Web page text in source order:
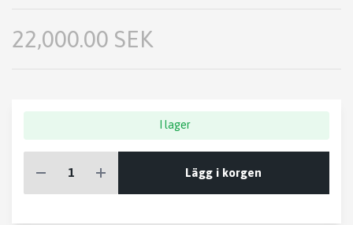
22,000.00 SEK
I lager
Lägg i korgen